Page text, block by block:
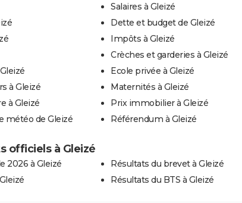
à Gleizé
à Gleizé
météo de Gleizé
Salaires à Gleizé
Dette et budget de Gleizé
Impôts à Gleizé
Crèches et garderies à Gleizé
Ecole privée à Gleizé
Maternités à Gleizé
Prix immobilier à Gleizé
Référendum à Gleizé
officiels à Gleizé
2026 à Gleizé
Résultats du brevet à Gleizé
Résultats du BTS à Gleizé